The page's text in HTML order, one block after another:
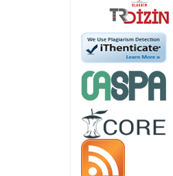
APC ödeme bilgi mesajı
iletilmektedir.
APC bilgi mesajı
ulaşmadan ödeme yapan
yazarlara geri iade
yapılmamaktadır.